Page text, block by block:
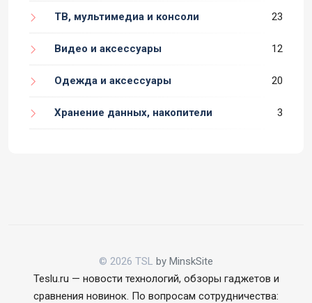
ТВ, мультимедиа и консоли 23
Видео и аксессуары 12
Одежда и аксессуары 20
Хранение данных, накопители 3
© 2026 TSL by MinskSite
Teslu.ru — новости технологий, обзоры гаджетов и
сравнения новинок. По вопросам сотрудничества: